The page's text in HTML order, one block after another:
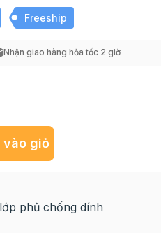
Freeship
Nhận giao hàng hỏa tốc 2 giờ
vào giỏ
phủ chống dính